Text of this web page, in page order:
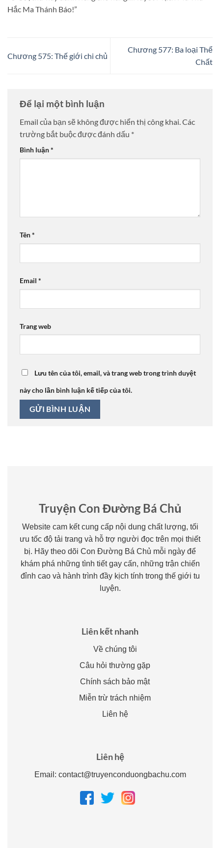
Hắc Ma Thánh Báo!”
Chương 575: Thế giới chi chủ
Chương 577: Ba loại Thể
Chất
Để lại một bình luận
Email của bạn sẽ không được hiển thị công khai.Các
trường bắt buộc được đánh dấu *
Bình luận*
Tên*
Email *
Trang web
Lưu tên của tôi, email, và trang web trong trình duyệt
này cho lần bình luận kế tiếp của tôi.
Truyện Con Đường Bá Chủ
Website cam kết cung cấp nội dung chất lượng, tối
ưu tốc độ tải trang và hỗ trợ người đọc trên mọi thiết
bị. Hãy theo dõi Con Đường Bá Chủ mỗi ngày để
khám phá những tình tiết gay cấn, những trận chiến
đỉnh cao và hành trình đầy kịch tính trong thế giới tu
luyện.
Liên kết nhanh
Về chúng tôi
Câu hỏi thường gặp
Chính sách bảo mật
Miễn trừ trách nhiệm
Liên hệ
Liên hệ
Email: contact@truyenconduongbachu.com